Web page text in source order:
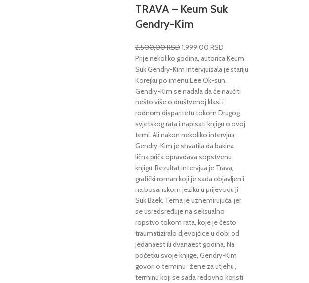
TRAVA – Keum Suk
Gendry-Kim
2.500,00RSD1.999,00 RSD
Prije nekoliko godina, autorica Keum
Suk Gendry-Kim intervjuisala je stariju
Korejku po imenu Lee Ok-sun.
Gendry-Kim se nadala da će naučiti
nešto više o društvenoj klasi i
rodnom disparitetu tokom Drugog
svjetskog rata i napisati knjigu o ovoj
temi. Ali nakon nekoliko intervjua,
Gendry-Kim je shvatila da bakina
lična priča opravdava sopstvenu
knjigu. Rezultat intervjua je Trava,
grafički roman koji je sada objavljen i
na bosanskom jeziku u prijevodu Ji
Suk Baek. Tema je uznemirujuća, jer
se usredsređuje na seksualno
ropstvo tokom rata, koje je često
traumatiziralo djevojčice u dobi od
jedanaest ili dvanaest godina. Na
početku svoje knjige, Gendry-Kim
govori o terminu “žene za utjehu”,
terminu koji se sada redovno koristi